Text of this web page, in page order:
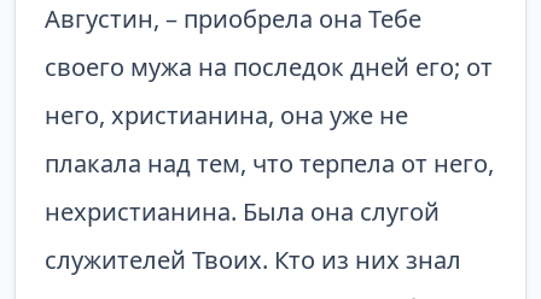
Августин, – приобрела она Тебе
своего мужа на последок дней его; от
него, христианина, она уже не
плакала над тем, что терпела от него,
нехристианина. Была она слугой
служителей Твоих. Кто из них знал